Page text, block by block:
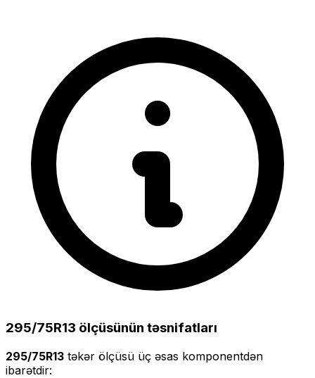
295/75R13 ölçüsünün təsnifatları
295/75R13 təkər ölçüsü üç əsas komponentdən
ibarətdir: